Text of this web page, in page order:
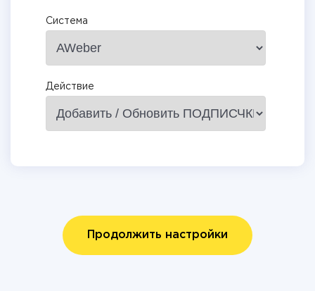
Система
Действие
Продолжить настройки